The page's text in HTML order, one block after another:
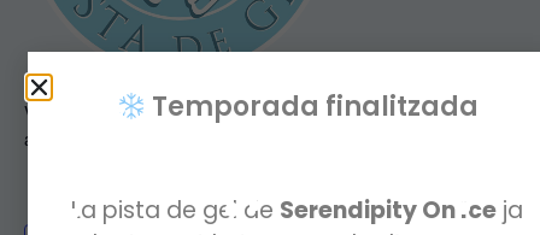
Vine a gaudir de la gran inauguració que hem preparat aquest
any!
Temporada finalitzada
La pista de gel de Serendipity On Ice ja